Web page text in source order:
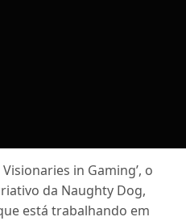
in Gaming’, o
da Naughty Dog,
está trabalhando em